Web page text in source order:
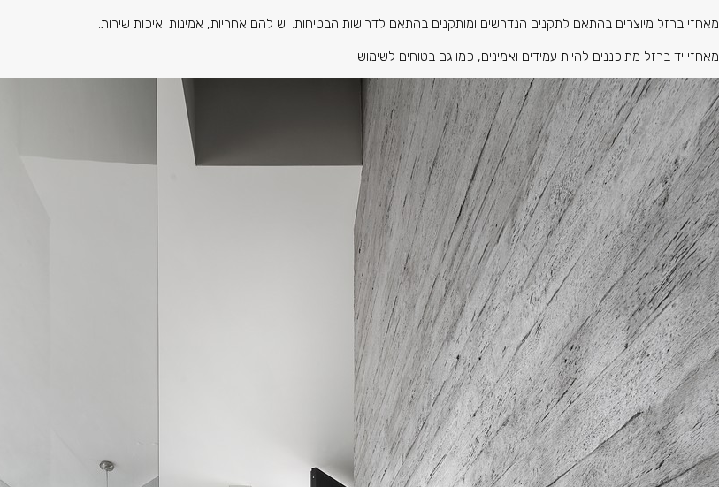
מאחזי ברזל מיוצרים בהתאם לתקנים הנדרשים ומותקנים בהתאם לדרישות הבטיחות. יש להם אחריות, אמינות ואיכות שירות.
מאחזי יד ברזל מתוכננים להיות עמידים ואמינים, כמו גם בטוחים לשימוש.